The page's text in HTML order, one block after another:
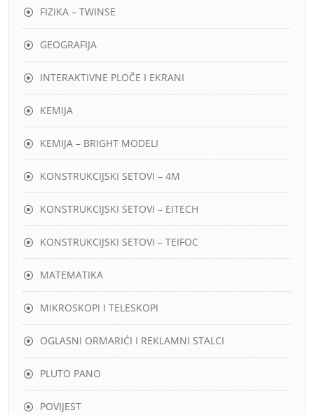
FIZIKA – TWINSE
GEOGRAFIJA
INTERAKTIVNE PLOČE I EKRANI
KEMIJA
KEMIJA – BRIGHT MODELI
KONSTRUKCIJSKI SETOVI – 4M
KONSTRUKCIJSKI SETOVI – EITECH
KONSTRUKCIJSKI SETOVI – TEIFOC
MATEMATIKA
MIKROSKOPI I TELESKOPI
OGLASNI ORMARIĆI I REKLAMNI STALCI
PLUTO PANO
POVIJEST